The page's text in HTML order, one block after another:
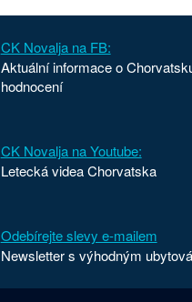
CK Novalja na FB:
Aktuální informace o
hodnocení
CK Novalja na Youtube:
Letecká videa Chorvatska
Odebírejte slevy e-mailem
Newsletter s výhodným